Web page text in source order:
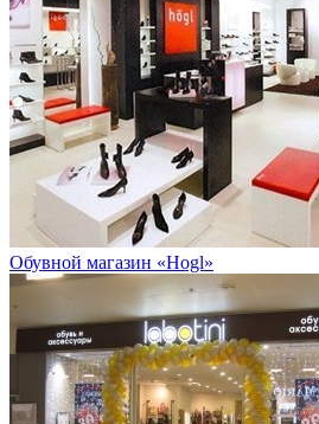
Обувной магазин «Hogl»